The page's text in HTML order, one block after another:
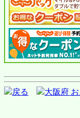
戻る 大阪府